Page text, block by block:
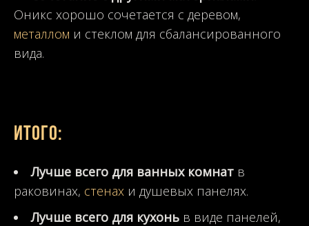
Оникс хорошо сочетается с деревом,
металлом и стеклом для сбалансированного
вида.
Итого:
Лучше всего для ванных комнат в
раковинах, стенах и душевых панелях.
Лучше всего для кухонь в виде панелей,